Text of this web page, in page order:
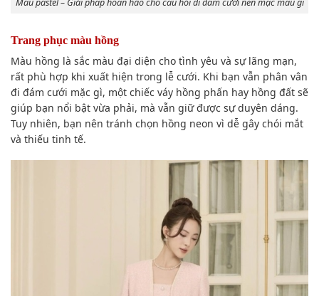
Trang phục màu hồng
Màu hồng là sắc màu đại diện cho tình yêu và sự lãng mạn,
rất phù hợp khi xuất hiện trong lễ cưới. Khi bạn vẫn phân vân
đi đám cưới mặc gì, một chiếc váy hồng phấn hay hồng đất sẽ
giúp bạn nổi bật vừa phải, mà vẫn giữ được sự duyên dáng.
Tuy nhiên, bạn nên tránh chọn hồng neon vì dễ gây chói mắt
và thiếu tinh tế.